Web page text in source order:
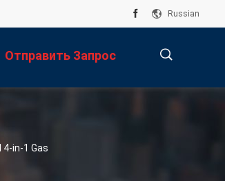
Russian
Отправить Запрос
in-1 Gas